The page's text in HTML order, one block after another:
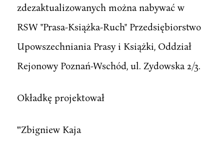
zdezaktualizowanych można nabywać w
RSW "Prasa-Książka-Ruch" Przedsiębiorstwo
Upowszechniania Prasy i Książki, Oddział
Rejonowy Poznań-Wschód, ul. Zydowska 2/3.
Okładkę projektował
"'Zbigniew Kaja